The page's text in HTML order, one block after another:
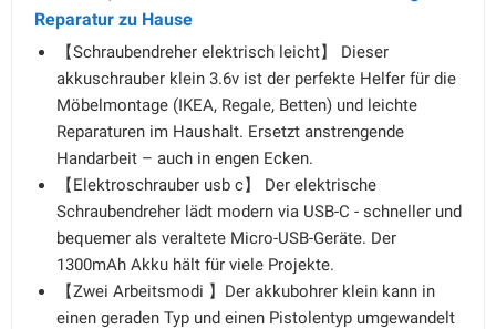
Reparatur zu Hause
【Schraubendreher elektrisch leicht】 Dieser
akkuschrauber klein 3.6v ist der perfekte Helfer für die
Möbelmontage (IKEA, Regale, Betten) und leichte
Reparaturen im Haushalt. Ersetzt anstrengende
Handarbeit – auch in engen Ecken.
【Elektroschrauber usb c】 Der elektrische
Schraubendreher lädt modern via USB-C - schneller und
bequemer als veraltete Micro-USB-Geräte. Der
1300mAh Akku hält für viele Projekte.
【Zwei Arbeitsmodi 】Der akkubohrer klein kann in
einen geraden Typ und einen Pistolentyp umgewandelt